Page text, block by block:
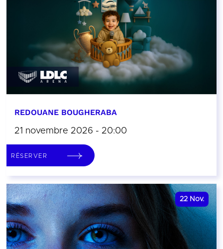
REDOUANE BOUGHERABA
21 novembre 2026 - 20:00
RÉSERVER
22 Nov.